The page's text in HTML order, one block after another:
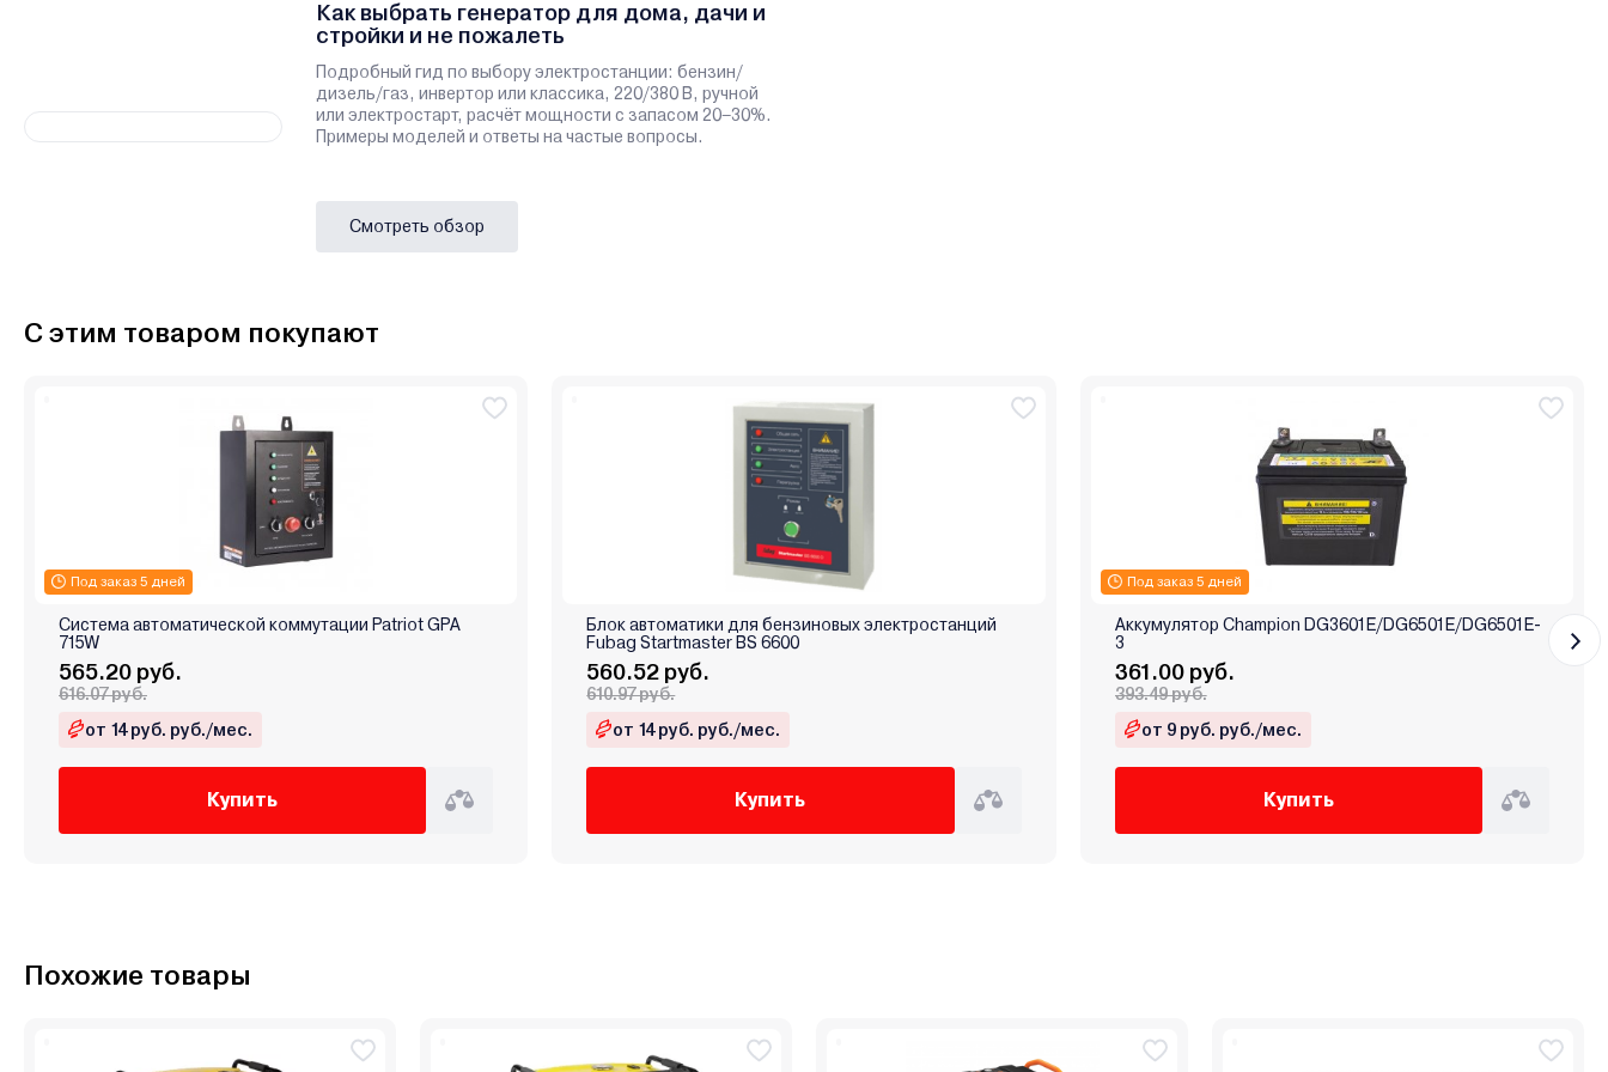
Как выбрать генератор для дома, дачи и
стройки и не пожалеть
Подробный гид по выбору электростанции: бензин/
дизель/газ, инвертор или классика, 220/380 В, ручной
или электростарт, расчёт мощности с запасом 20–30%.
Примеры моделей и ответы на частые вопросы.
Смотреть обзор
С этим товаром покупают
Под заказ 5 дней
Система автоматической коммутации Patriot GPA
715W
565.20 руб.
616.07 руб.
от 14 руб. руб./мес.
Купить
Блок автоматики для бензиновых электростанций
Fubag Startmaster BS 6600
560.52 руб.
610.97 руб.
от 14 руб. руб./мес.
Купить
Под заказ 5 дней
Аккумулятор Champion DG3601E/DG6501E/DG6501E-
3
361.00 руб.
393.49 руб.
от 9 руб. руб./мес.
Купить
Похожие товары